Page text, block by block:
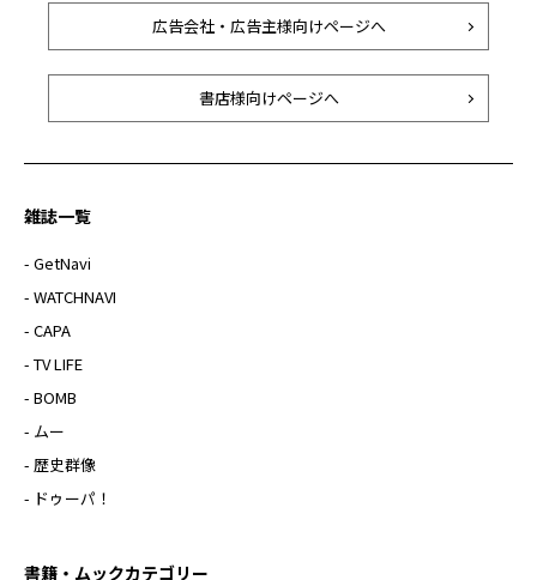
広告会社・広告主様向けページへ
書店様向けページへ
雑誌一覧
- GetNavi
- WATCHNAVI
- CAPA
- TV LIFE
- BOMB
- ムー
- 歴史群像
- ドゥーパ！
書籍・ムックカテゴリー